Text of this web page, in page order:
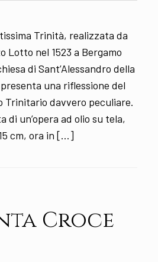
Trinità, realizzata da
Lotto nel 1523 a Bergamo
di Sant’Alessandro della
una riflessione del
Trinitario davvero peculiare.
di un’opera ad olio su tela,
cm, ora in […]
Croce